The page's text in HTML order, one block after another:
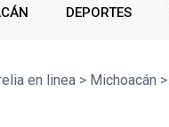
DEPORTES
en linea > Michoacán >